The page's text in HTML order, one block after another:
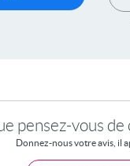
pensez-vous de
Donnez-nous votre avis, il